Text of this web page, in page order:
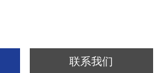
联系我们